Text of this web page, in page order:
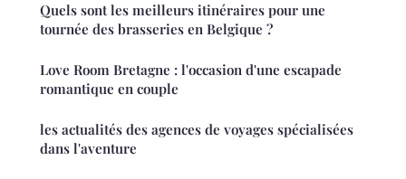
Quels sont les meilleurs itinéraires pour une
tournée des brasseries en Belgique ?
Love Room Bretagne : l'occasion d'une escapade
romantique en couple
les actualités des agences de voyages spécialisées
dans l'aventure